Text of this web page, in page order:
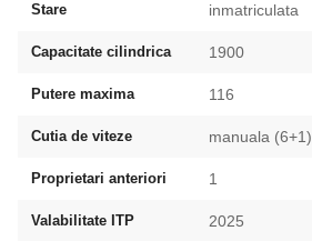
Stare inmatriculata
Capacitate cilindrica 1900
Putere maxima 116
Cutia de viteze manuala (6+1)
Proprietari anteriori 1
Valabilitate ITP 2025